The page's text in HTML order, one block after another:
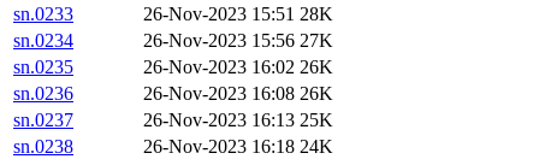
sn.0233
26-Nov-2023 15:51 28K
sn.0234
26-Nov-2023 15:56 27K
sn.0235
26-Nov-2023 16:02 26K
sn.0236
26-Nov-2023 16:08 26K
sn.0237
26-Nov-2023 16:13 25K
sn.0238
26-Nov-2023 16:18 24K